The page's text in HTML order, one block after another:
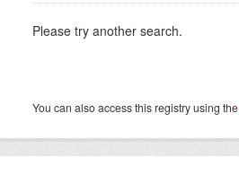
Please try another search.
You can also access this registry using the